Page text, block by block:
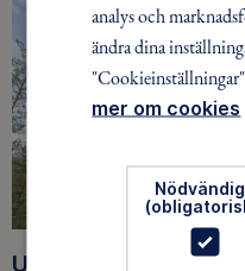
Upptäck nya äventyr
analys och
ändra dina
mer om cookies